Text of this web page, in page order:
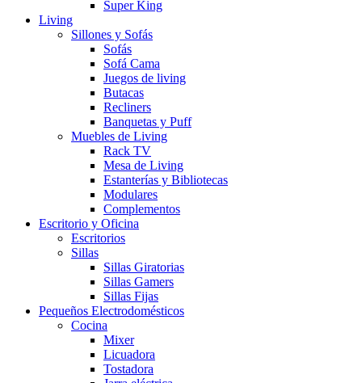
Super King
Living
Sillones y Sofás
Sofás
Sofá Cama
Juegos de living
Butacas
Recliners
Banquetas y Puff
Muebles de Living
Rack TV
Mesa de Living
Estanterías y Bibliotecas
Modulares
Complementos
Escritorio y Oficina
Escritorios
Sillas
Sillas Giratorias
Sillas Gamers
Sillas Fijas
Pequeños Electrodomésticos
Cocina
Mixer
Licuadora
Tostadora